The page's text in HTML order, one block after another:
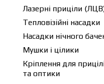
Лазерні приціли
Тепловізійні насадки
Насадки нічного
Мушки і цілики
Кріплення для
та оптики